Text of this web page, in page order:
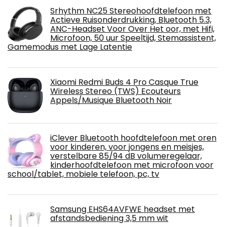
Srhythm NC25 Stereohoofdtelefoon met
Actieve Ruisonderdrukking, Bluetooth 5.3,
ANC-Headset Voor Over Het oor, met Hifi,
Microfoon, 50 uur Speeltijd, Stemassistent,
Gamemodus met Lage Latentie
Xiaomi Redmi Buds 4 Pro Casque True
Wireless Stereo (TWS) Ecouteurs
Appels/Musique Bluetooth Noir
iClever Bluetooth hoofdtelefoon met oren
voor kinderen, voor jongens en meisjes,
verstelbare 85/94 dB volumeregelaar,
kinderhoofdtelefoon met microfoon voor
school/tablet, mobiele telefoon, pc, tv
Samsung EHS64AVFWE headset met
afstandsbediening 3,5 mm wit